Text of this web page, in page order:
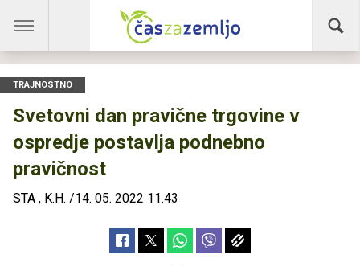
TRAJNOSTNO
Svetovni dan pravične trgovine v
ospredje postavlja podnebno
pravičnost
STA , K.H. /14. 05. 2022 11.43